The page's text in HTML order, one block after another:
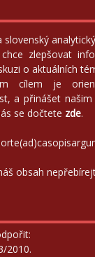
slovenský
zlepšovat
o aktuálních
cílem je
a přinášet
se dočtete zde.
obsah
2010.